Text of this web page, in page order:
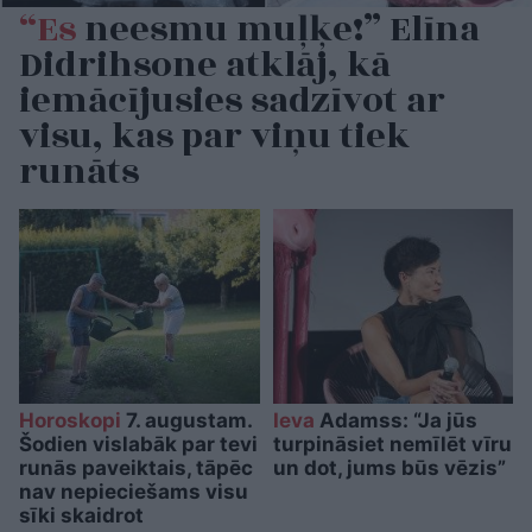
“Esneesmu muļķe!” Elīna
Didrihsone atklāj, kā
iemācījusies sadzīvot ar
visu, kas par viņu tiek
runāts
Horoskopi 7. augustam.
Šodien vislabāk par tevi
runās paveiktais, tāpēc
nav nepieciešams visu
sīki skaidrot
Ieva Adamss: “Ja jūs
turpināsiet nemīlēt vīru
un dot, jums būs vēzis”